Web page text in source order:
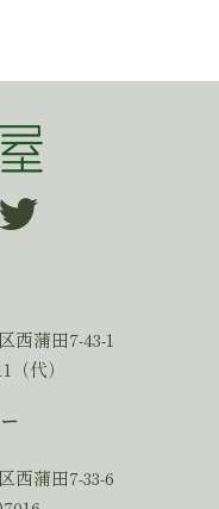
西蒲田7-43-1
代）
西蒲田7-33-6